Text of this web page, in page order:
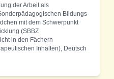
der Arbeit als
Bildungs-
mit dem Schwerpunkt
(SBBZ
in den Fächern
Inhalten), Deutsch